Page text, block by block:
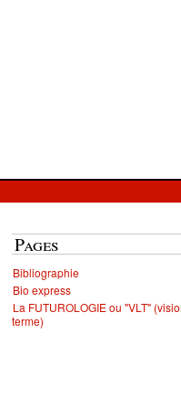
Pages
Bibliographie
Bio express
La FUTUROLOGIE ou "VLT"
terme)